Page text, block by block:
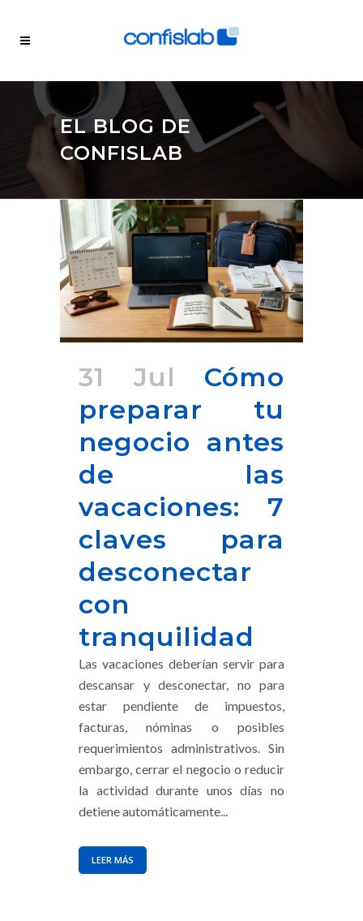
EL BLOG DE
CONFISLAB
31 Jul
Cómo
preparar tu
negocio antes
de las
vacaciones: 7
claves para
desconectar
con
tranquilidad
Las vacaciones deberían servir para
descansar y desconectar, no para
estar pendiente de impuestos,
facturas, nóminas o posibles
requerimientos administrativos. Sin
embargo, cerrar el negocio o reducir
la actividad durante unos días no
detiene automáticamente...
LEER MÁS